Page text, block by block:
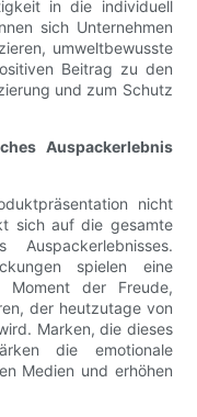
in die individuell
sich Unternehmen
umweltbewusste
Beitrag zu den
und zum Schutz
Auspackerlebnis
nicht
sich auf die gesamte
spielen eine
Moment der Freude,
der heutzutage von
Marken, die dieses
die emotionale
Medien und erhöhen